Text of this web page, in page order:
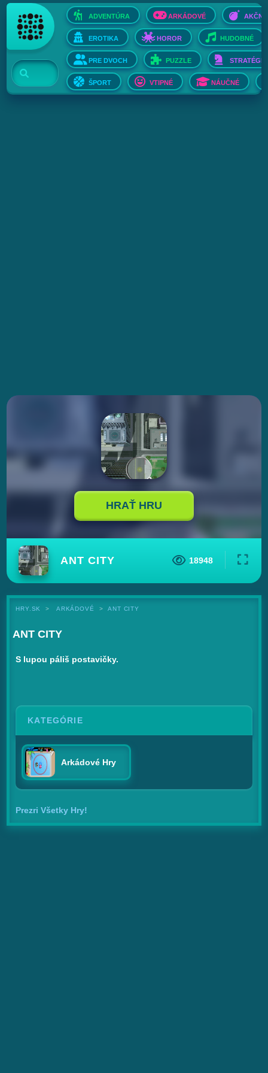
ADVENTÚRA ARKÁDOVÉ AKČNÉ
EROTIKA HOROR HUDOBNÉ
PRE DVOCH PUZZLE STRATÉGIE
ŠPORT VTIPNÉ NÁUČNÉ
HRAŤ HRU
ANT CITY 18948
HRY.SK ARKÁDOVÉ ANT CITY
ANT CITY
S lupou páliš postavičky.
KATEGÓRIE
Arkádové Hry
Prezri Všetky Hry!